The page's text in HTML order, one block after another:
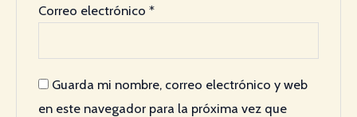
Correo electrónico*
Guarda mi nombre, correo electrónico y web
en este navegador para la próxima vez que